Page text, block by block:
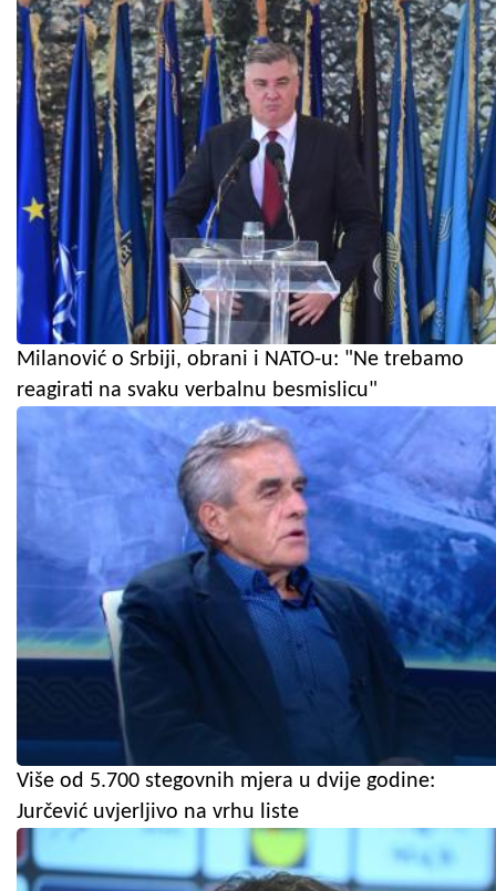
Milanović o Srbiji, obrani i NATO-u: "Ne trebamo
reagirati na svaku verbalnu besmislicu"
Više od 5.700 stegovnih mjera u dvije godine:
Jurčević uvjerljivo na vrhu liste